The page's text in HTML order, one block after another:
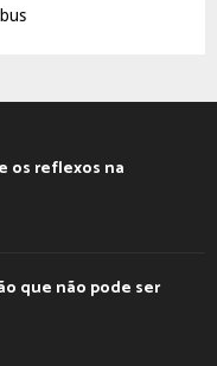
os reflexos na
que não pode ser